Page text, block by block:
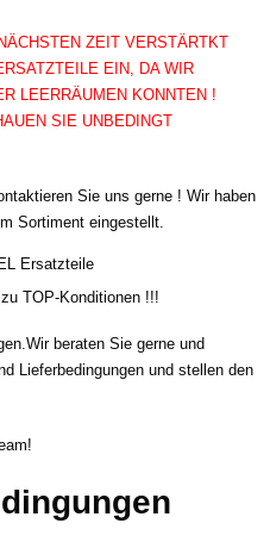
ZEIT VERSTÄRTKT
EIN, DA WIR
LEERRÄUMEN KONNTEN !
SIE UNBEDINGT
Sie uns gerne ! Wir haben
Sortiment eingestellt.
Ersatzteile
TOP-Konditionen !!!
beraten Sie gerne und
Lieferbedingungen und stellen den